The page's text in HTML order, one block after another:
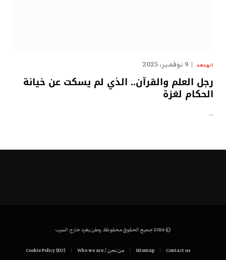
الهدهد 9 نوفمبر، 2025
رجل العلم والقرآن.. الذي لم يسكت عن خيانة
الحكام لغزة
…
© 2026 جميع الحقوق محفوظة. وطن يغرد خارج السرب
Contact us
Sitemap من نحن / Who we are
Cookie Policy (EU)